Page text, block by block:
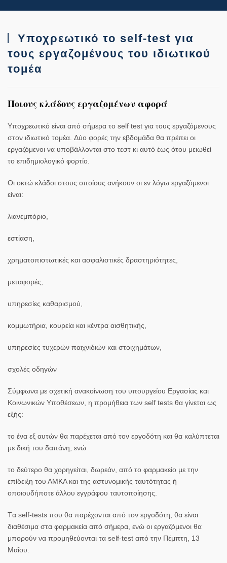
Υποχρεωτικό το self-test για
τους εργαζομένους του ιδιωτικού
τομέα
Ποιους κλάδους εργαζομένων αφορά
Υποχρεωτικό είναι από σήμερα το self test για τους εργαζόμενους
στον ιδιωτικό τομέα. Δύο φορές την εβδομάδα θα πρέπει οι
εργαζόμενοι να υποβάλλονται στο τεστ κι αυτό έως ότου μειωθεί
το επιδημιολογικό φορτίο.
Οι οκτώ κλάδοι στους οποίους ανήκουν οι εν λόγω εργαζόμενοι
είναι:
λιανεμπόριο,
εστίαση,
χρηματοπιστωτικές και ασφαλιστικές δραστηριότητες,
μεταφορές,
υπηρεσίες καθαρισμού,
κομμωτήρια, κουρεία και κέντρα αισθητικής,
υπηρεσίες τυχερών παιχνιδιών και στοιχημάτων,
σχολές οδηγών
Σύμφωνα με σχετική ανακοίνωση του υπουργείου Εργασίας και
Κοινωνικών Υποθέσεων, η προμήθεια των self tests θα γίνεται ως
εξής:
το ένα εξ αυτών θα παρέχεται από τον εργοδότη και θα καλύπτεται
με δική του δαπάνη, ενώ
το δεύτερο θα χορηγείται, δωρεάν, από το φαρμακείο με την
επίδειξη του ΑΜΚΑ και της αστυνομικής ταυτότητας ή
οποιουδήποτε άλλου εγγράφου ταυτοποίησης.
Tα self-tests που θα παρέχονται από τον εργοδότη, θα είναι
διαθέσιμα στα φαρμακεία από σήμερα, ενώ οι εργαζόμενοι θα
μπορούν να προμηθεύονται τα self-test από την Πέμπτη, 13
Μαΐου.